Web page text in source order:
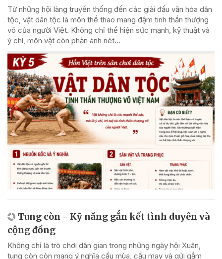
Từ những hội làng truyền thống đến các giải đấu văn hóa dân
tộc, vật dân tộc là môn thể thao mang đậm tinh thần thượng
võ của người Việt. Không chỉ thể hiện sức mạnh, kỹ thuật và
ý chí, môn vật còn phản ánh nét...
Tung còn - Kỹ năng gắn kết tình duyên và
cộng đồng
Không chỉ là trò chơi dân gian trong những ngày hội Xuân,
tung còn còn mang ý nghĩa cầu mùa, cầu may và gửi gắm